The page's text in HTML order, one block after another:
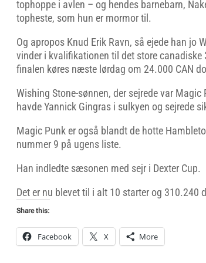
tophoppe i avlen – og hendes barnebarn,
topheste, som hun er mormor til.
Og apropos Knud Erik Ravn, så ejede han jo
vinder i kvalifikationen til det store canadiske
finalen køres næste lørdag om 24.000 CAN
Wishing Stone-sønnen, der sejrede var
havde Yannick Gingras i sulkyen og sejrede
Magic Punk er også blandt de hotte
nummer 9 på ugens liste.
Han indledte sæsonen med sejr i Dexter Cup.
Det er nu blevet til i alt 10 starter og 310.240
Share this:
Facebook X More